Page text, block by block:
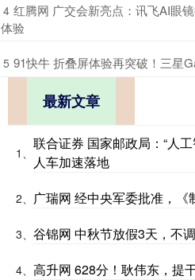
4 红腾网 广交会新亮点：讯飞AI眼
体验
5 ​91快牛 折叠屏体验再突破！三星
最新文章
1、
联合证券 国家邮政局：“人
人车加速落地
2、 广瑞网 经中央军委批准，《
3、 谷锦网 中秋节放假3天，不调
4、 高升网 628分！耿伟东，提